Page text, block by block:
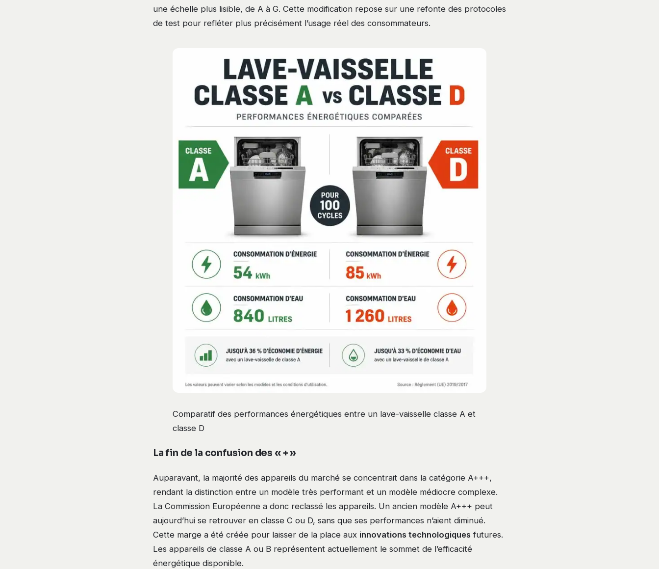
une échelle plus lisible, de A à G. Cette modification repose sur une refonte des protocoles
de test pour refléter plus précisément l’usage réel des consommateurs.
Comparatif des performances énergétiques entre un lave-vaisselle classe A et
classe D
La fin de la confusion des « + »
Auparavant, la majorité des appareils du marché se concentrait dans la catégorie A+++,
rendant la distinction entre un modèle très performant et un modèle médiocre complexe.
La Commission Européenne a donc reclassé les appareils. Un ancien modèle A+++ peut
aujourd’hui se retrouver en classe C ou D, sans que ses performances n’aient diminué.
Cette marge a été créée pour laisser de la place aux innovations technologiques futures.
Les appareils de classe A ou B représentent actuellement le sommet de l’efficacité
énergétique disponible.